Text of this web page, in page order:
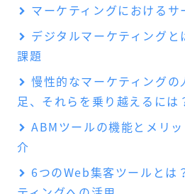
マーケティングにおけるサ
デジタルマーケティングと
課題
慢性的なマーケティングの
足、それらを乗り越えるには
ABMツールの機能とメリ
介
6つのWeb集客ツールとは